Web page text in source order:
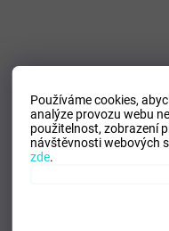
Používáme cookies,
analýze provozu webu
použitelnost, zobrazení
návštěvnosti webových
zde.
Pánská fotbalová